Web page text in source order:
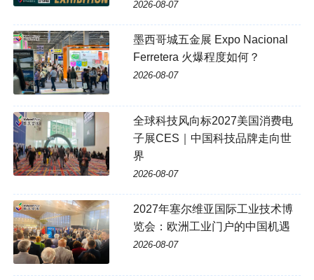
2026-08-07
墨西哥城五金展 Expo Nacional
Ferretera 火爆程度如何？
2026-08-07
全球科技风向标2027美国消费电
子展CES｜中国科技品牌走向世
界
2026-08-07
2027年塞尔维亚国际工业技术博
览会：欧洲工业门户的中国机遇
2026-08-07